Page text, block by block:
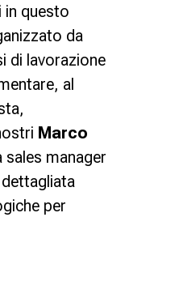
in questo
da
di lavorazione
al
Marco
sales manager
per